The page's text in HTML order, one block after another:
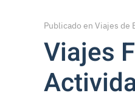
Publicado en Viajes de
Viajes